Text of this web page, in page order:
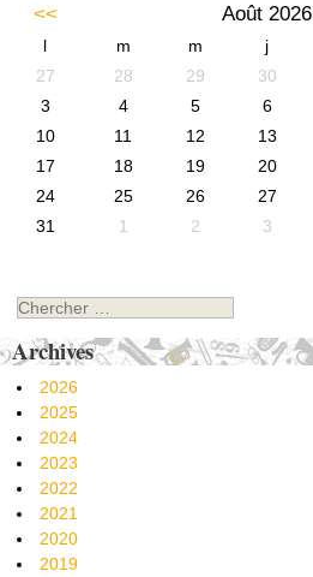
<< Août 2026
l m m j
27
28 29 30
3
4 5 6
10
11 12 13
17
18 19 20
24
25 26 27
31
1 2 3
Chercher
Archives
2026
2025
2024
2023
2022
2021
2020
2019